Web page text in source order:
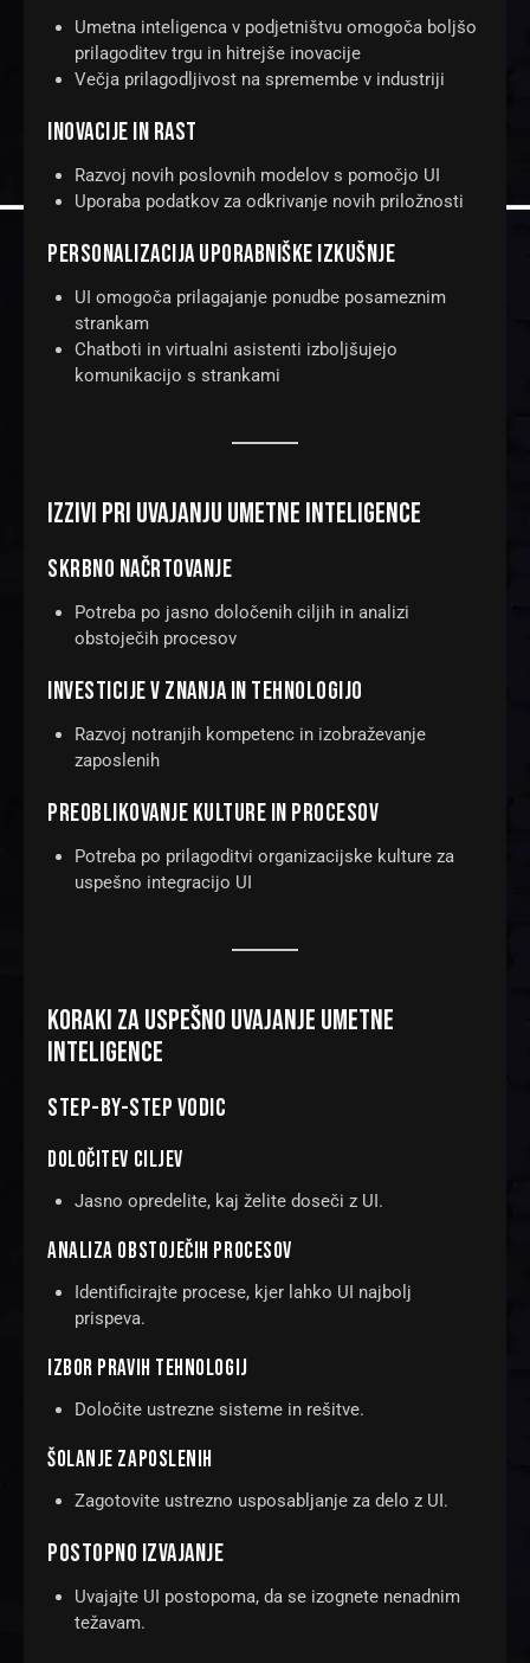
Umetna inteligenca v podjetništvu omogoča boljšo
prilagoditev trgu in hitrejše inovacije
Večja prilagodljivost na spremembe v industriji
INOVACIJE IN RAST
Razvoj novih poslovnih modelov s pomočjo UI
Uporaba podatkov za odkrivanje novih priložnosti
PERSONALIZACIJA UPORABNIŠKE IZKUŠNJE
UI omogoča prilagajanje ponudbe posameznim
strankam
Chatboti in virtualni asistenti izboljšujejo
komunikacijo s strankami
IZZIVI PRI UVAJANJU UMETNE INTELIGENCE
SKRBNO NAČRTOVANJE
Potreba po jasno določenih ciljih in analizi
obstoječih procesov
INVESTICIJE V ZNANJA IN TEHNOLOGIJO
Razvoj notranjih kompetenc in izobraževanje
zaposlenih
PREOBLIKOVANJE KULTURE IN PROCESOV
Potreba po prilagoditvi organizacijske kulture za
uspešno integracijo UI
KORAKI ZA USPEŠNO UVAJANJE UMETNE
INTELIGENCE
STEP-BY-STEP VODIC
DOLOČITEV CILJEV
Jasno opredelite, kaj želite doseči z UI.
ANALIZA OBSTOJEČIH PROCESOV
Identificirajte procese, kjer lahko UI najbolj
prispeva.
IZBOR PRAVIH TEHNOLOGIJ
Določite ustrezne sisteme in rešitve.
ŠOLANJE ZAPOSLENIH
Zagotovite ustrezno usposabljanje za delo z UI.
POSTOPNO IZVAJANJE
Uvajajte UI postopoma, da se izognete nenadnim
težavam.